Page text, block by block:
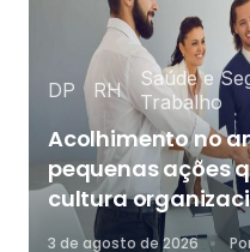
DP RH
Saúde e
Trabalho
Acolhimento no
pequenas ações
cultura
3 de agosto de 2026